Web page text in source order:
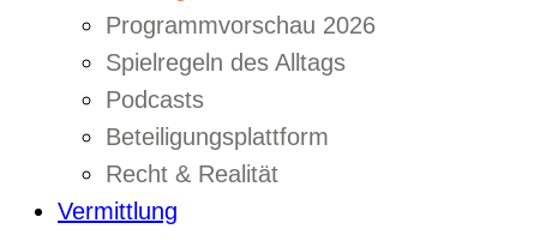
Programmvorschau 2026
Spielregeln des Alltags
Podcasts
Beteiligungsplattform
Recht & Realität
Vermittlung